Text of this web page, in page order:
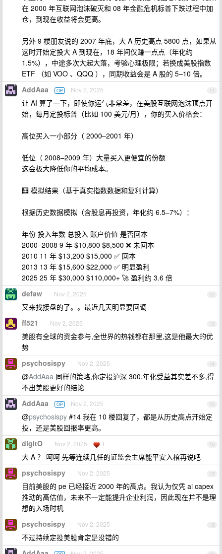
在 2000 年互联网泡沫破灭和 08 年金融危机标普下跌过程中加
仓，到现在收益将会更高。
另外 9 楼朋友说的 2007 年底，大 A 历史高点 5800 点，如果从
这时开始定投大 A 到现在，18 年间仅赚一点点（年化约
1.5%），中途多次大起大落，考验心理极限；若换成美股指数
ETF （如 VOO 、QQQ ），同期收益会是 A 股的 5–10 倍。
11
AddAaa OP Nov 2, 2025
让 AI 算了一下，即使你运气非常差，在美股互联网泡沫顶点开
始，每月定投标普（比如 100 美元/月），你的买入价格会：
高位买入一小部分（ 2000–2001 年）
低位（ 2008–2009 年）大量买入更便宜的份额
这会极大降低你的平均成本。
🧮 模拟结果（基于真实指数数据和复利计算）
根据历史数据模拟（含股息再投资，年化约 6.5–7%）：
年份 投入年数 总投入 账户价值 是否回本
2000–2008 9 年 $10,800 $8,500 ❌ 未回本
2010 11 年 $13,200 $15,000 ✅ 回本
2013 13 年 $15,600 $22,000 ✅ 明显盈利
2025 25 年 $30,000 $110,000+ 🚀 盈利约 3.6 倍
12
defaw Nov 2, 2025
又来找接盘的了。。最近几天明显要回调
13
ff521 Nov 2, 2025
美股有全球的资金参与,全世界的热钱都在那里,这是他最大的优
势
14
psychosispy Nov 2, 2025
@AddAaa 同样的策略,你定投沪深 300,年化受益其实差不多,得
不出美股更好的结论
15
AddAaa OP Nov 2, 2025
@psychosispy #14 我在 10 楼回复了，都是从历史高点开始定
投，还是美股回报率更高。
16
digitO Nov 2, 2025 1
大 A ？ 呵呵 先等连续几任的证监会主席能平安入棺再说吧
17
psychosispy Nov 2, 2025
目前美股的 pe 已经接近 2000 年的高点。我认为仅凭 ai capex
推动的高估值，未来不一定能提升企业利润，因此现在并不是理
想的入场时机
18
psychosispy Nov 2, 2025
不过持续定投美股肯定是没错的